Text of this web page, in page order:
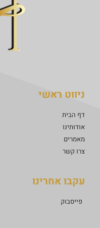
ניווט ראשי
דף הבית
אודותינו
מאמרים
צרו קשר
עקבו אחרינו
פייסבוק